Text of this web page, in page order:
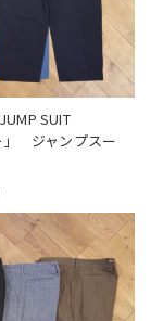
SUIT
」　ジャンプスー